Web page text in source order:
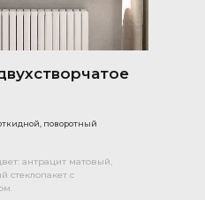
поворотный
антрацит матовый,
стеклопакет с